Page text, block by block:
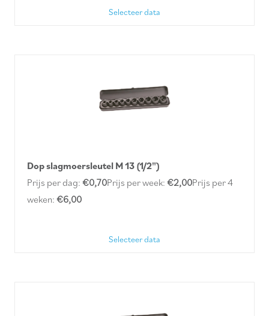
Selecteer data
Dop slagmoersleutel M 13 (1/2")
Prijs per dag: €0,70Prijs per week: €2,00Prijs per 4
weken: €6,00
Selecteer data